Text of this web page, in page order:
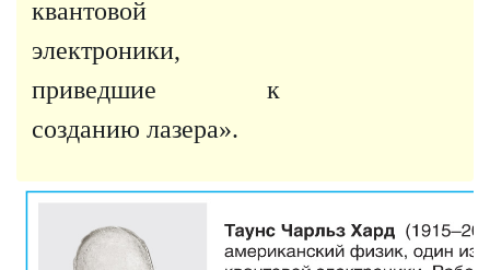
квантовой
электроники,
приведшие к
созданию лазера».